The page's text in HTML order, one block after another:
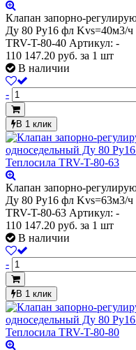
Клапан запорно-
Ду 80 Ру16 фл Kvs=40м3/ч
TRV-T-80-40 Артикул: -
110 147.20 руб. за 1 шт
В наличии
-
В 1 клик
Клапан запорно-
Ду 80 Ру16 фл Kvs=63м3/ч
TRV-T-80-63 Артикул: -
110 147.20 руб. за 1 шт
В наличии
-
В 1 клик